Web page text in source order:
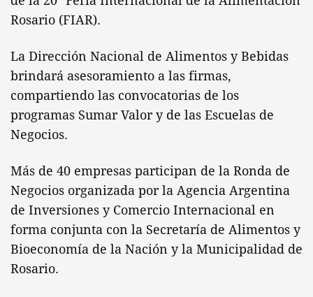
Rosario (FIAR).
La Dirección Nacional de Alimentos y Bebidas
brindará asesoramiento a las firmas,
compartiendo las convocatorias de los
programas Sumar Valor y de las Escuelas de
Negocios.
Más de 40 empresas participan de la Ronda de
Negocios organizada por la Agencia Argentina
de Inversiones y Comercio Internacional en
forma conjunta con la Secretaría de Alimentos y
Bioeconomía de la Nación y la Municipalidad de
Rosario.